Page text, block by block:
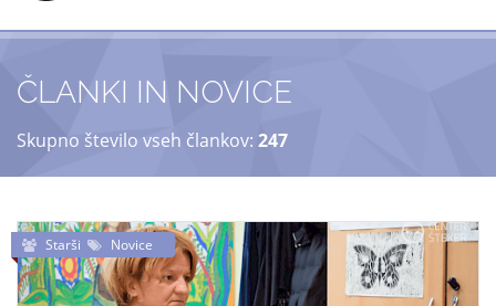
ČLANKI IN NOVICE
Skupno število vseh člankov: 247
Starši Novice